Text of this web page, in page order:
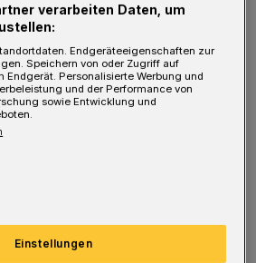
und Heinz Schmersal von der K.A.
mit Junior-Uni-Geschäftsführerin Dr.
Uni-Prokurist Dr. Stefan Hellhake.
über die erneute
das Wuppertaler
sagt Dr. Ariane
der Junior Uni).
verarbeiten Daten, um
Endgeräteeigenschaften zur
Speichern von oder Zugriff auf
Endgerät. Personalisierte Werbung und
und der Performance von
sowie Entwicklung und
Einstellungen